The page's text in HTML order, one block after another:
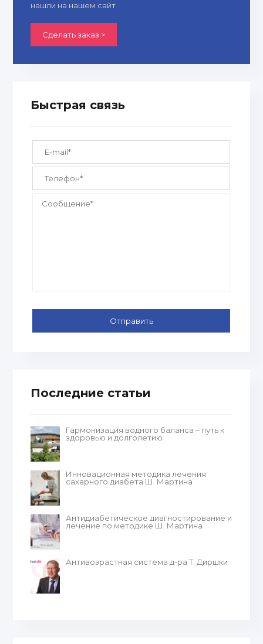
нашли на нашем сайт
Сделать заказ >
Быстрая связь
Последние статьи
Гармонизация водного баланса – путь к
здоровью и долголетию
Инновационная методика лечения
сахарного диабета Ш. Мартина
Антидиабетическое диагностирование и
лечение по методике Ш. Мартина
Антивозрастная система д-ра Т. Диршки